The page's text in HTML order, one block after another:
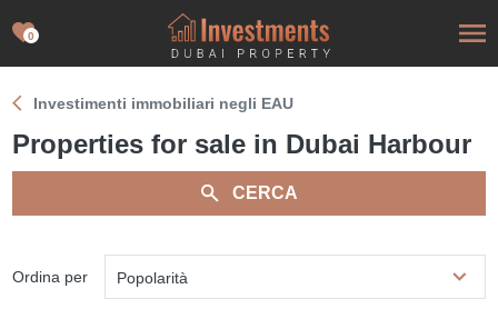
0
Investimenti immobiliari negli EAU
Properties for sale in Dubai Harbour
CERCA
Ordina per Popolarità